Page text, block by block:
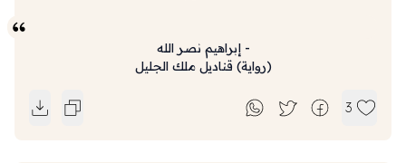
-إبراهيم نصر الله
(رواية) قناديل ملك الجليل
3